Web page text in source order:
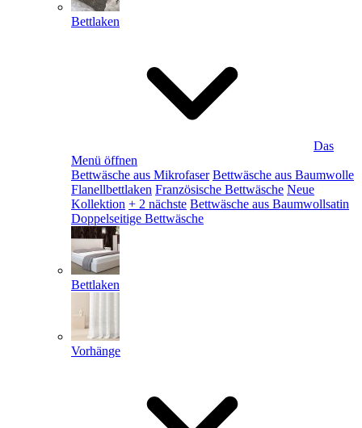
Bettlaken
Das
Menü öffnen
Bettwäsche aus Mikrofaser Bettwäsche aus Baumwolle
Flanellbettlaken Französische Bettwäsche Neue
Kollektion + 2 nächste Bettwäsche aus Baumwollsatin
Doppelseitige Bettwäsche
Bettlaken
Vorhänge